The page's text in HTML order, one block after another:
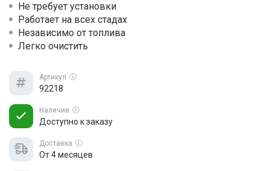
Не требует установки
Работает на всех стадах
Независимо от топлива
Легко очистить
Артикул
92218
Наличие
Доступно к заказу
Доставка
От 4 месяцев